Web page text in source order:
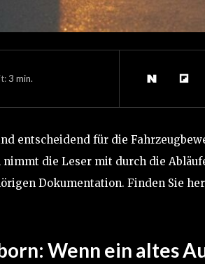
3 min.
entscheidend für die
die Leser mit durch die
Dokumentation. Finden Sie
Wenn ein altes